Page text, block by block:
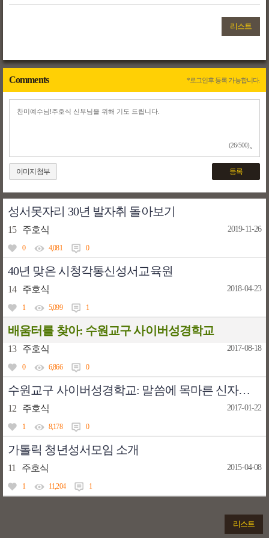
리스트
Comments *로그인후 등록 가능합니다.
(26/500)
이미지첨부 등록
성서못자리 30년 발자취 돌아보기
15 주호식 2019-11-26
0 4,081 0
40년 맞은 시청각통신성서교육원
14 주호식 2018-04-23
1 5,099 1
배움터를 찾아: 수원교구 사이버성경학교
13 주호식 2017-08-18
0 6,866 0
수원교구 사이버성경학교: 말씀에 목마른 신자들, 성경 공부에 로그인
12 주호식 2017-01-22
1 8,178 0
가톨릭 청년성서모임 소개
11 주호식 2015-04-08
1 11,204 1
리스트